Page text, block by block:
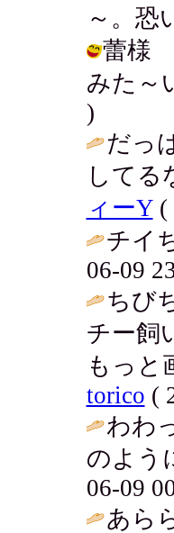
～。恐
蕾様
みた～
)
だっ
してる
ィーY(
チイ
06-09
ちび
チー飼
もっと
torico (
わわ
のよう
06-09
あら